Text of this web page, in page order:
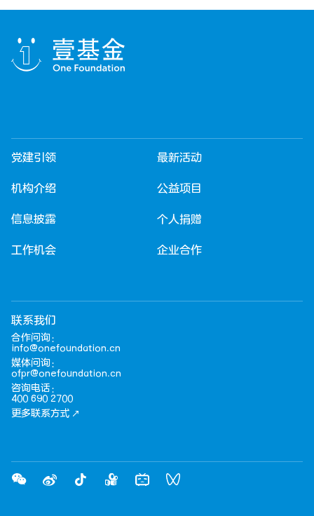
党建引领
机构介绍
信息披露
工作机会
最新活动
公益项目
个人捐赠
企业合作
联系我们
合作问询：
info@onefoundation.cn
媒体问询：
ofpr@onefoundation.cn
咨询电话：
400 690 2700
更多联系方式